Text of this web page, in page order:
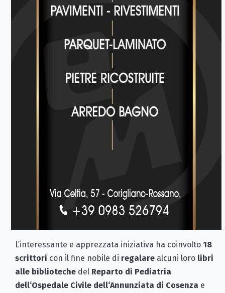
L’interessante e apprezzata iniziativa ha coinvolto 18
scrittori con il fine nobile di regalare alcuni loro libri
alle biblioteche del Reparto di Pediatria
dell‘Ospedale Civile dell‘Annunziata di Cosenza e